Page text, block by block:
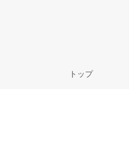
トップ